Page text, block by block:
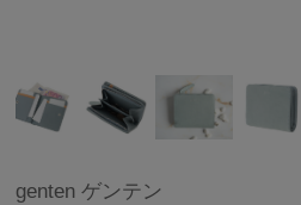
genten ゲンテン